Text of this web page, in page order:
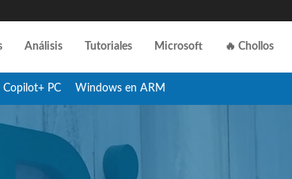
Análisis Tutoriales Microsoft 🔥 Chollos
Copilot+ PC Windows en ARM